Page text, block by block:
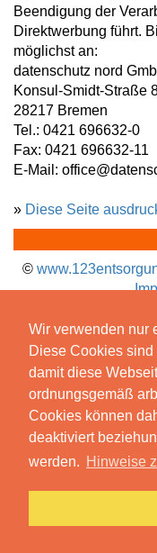
Wir verwenden nur
Diese Cookies
damit diese
ordnungsgemäß
Cookies können
deaktiviert
werden. Hinweise
Beendigung der
Direktwerbung führt.
möglichst an:
datenschutz nord
Konsul-Smidt-Straße
28217 Bremen
Tel.: 0421 696632-0
Fax: 0421 696632-11
E-Mail:
» Diese Seite
©